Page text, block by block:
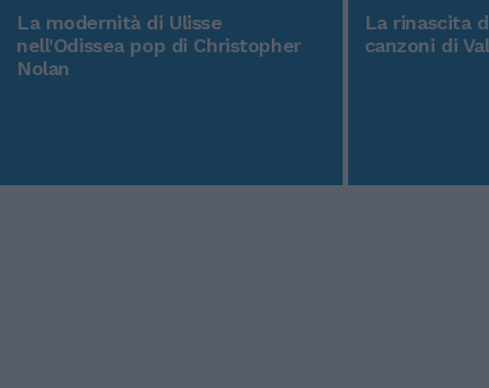
La modernità di Ulisse
nell'Odissea pop di Christopher
Nolan
La rinascita
canzoni di